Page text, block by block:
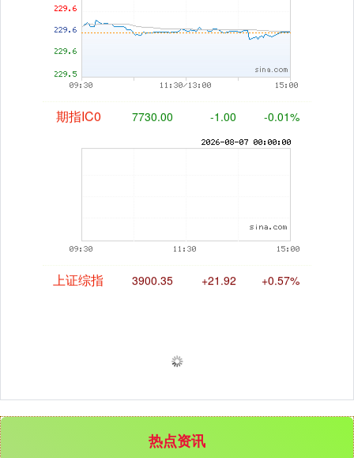
期指IC0 7730.00 -1.00 -0.01%
热点资讯